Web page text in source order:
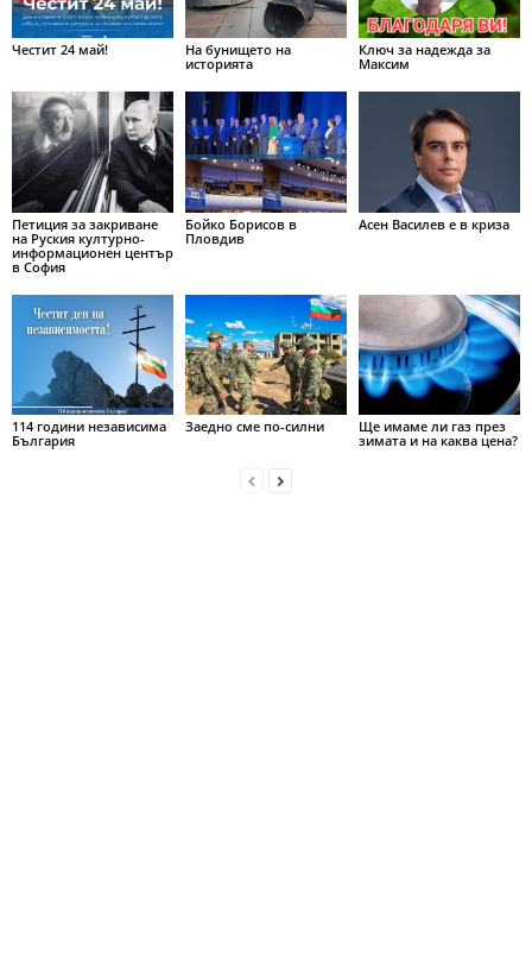
Честит 24 май!
На бунището на
историята
Ключ за надежда за
Максим
Петиция за закриване
на Руския културно-
информационен център
в София
Бойко Борисов в
Пловдив
Асен Василев е в криза
114 години независима
България
Заедно сме по-силни
Ще имаме ли газ през
зимата и на каква цена?